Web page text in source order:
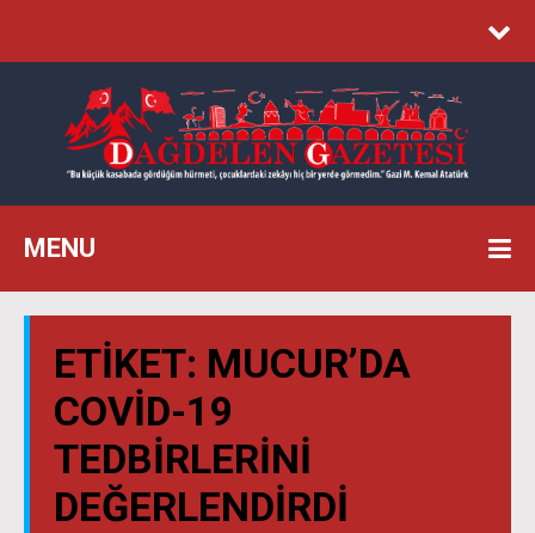
MENU
ETIKET: MUCUR’DA
COVID-19
TEDBIRLERINI
DEĞERLENDIRDI